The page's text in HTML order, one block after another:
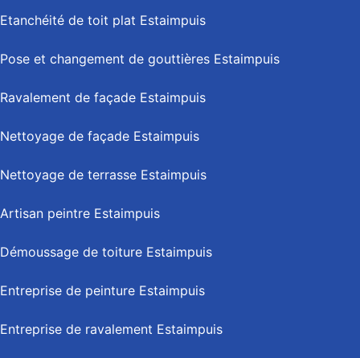
Etanchéité de toit plat Estaimpuis
Pose et changement de gouttières Estaimpuis
Ravalement de façade Estaimpuis
Nettoyage de façade Estaimpuis
Nettoyage de terrasse Estaimpuis
Artisan peintre Estaimpuis
Démoussage de toiture Estaimpuis
Entreprise de peinture Estaimpuis
Entreprise de ravalement Estaimpuis